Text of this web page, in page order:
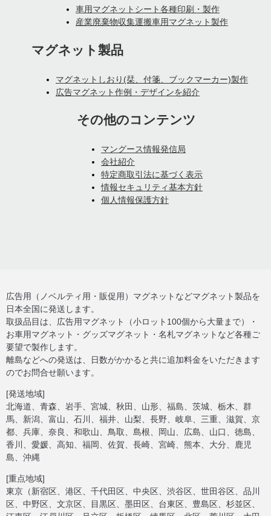
車用マグネットシート各種印刷・製作
産業廃棄物収集運搬車用マグネット製作
マグネット製品
マグネットしおり(栞、付箋、ブックマーカー)製作
広告マグネット作例・デザインを紹介
その他のコンテンツ
マングース情報発信局
会社紹介
特定商取引法に基づく表示
情報セキュリティ基本方針
個人情報保護方針
広告用（ノベルティ用・販促用）マグネットなどマグネット製品を
日本全国に発送します。
取扱品目は、広告用マグネット（小ロット100個から大量まで）・
お車用マグネット・グッズマグネット・名札マグネットなど各種ご
要望で製作します。
離島などへの発送は、日数がかかると共に追加料金をいただきます
のでお問合せ願います。
[発送地域]
北海道、青森、岩手、宮城、秋田、山形、福島、茨城、栃木、群
馬、新潟、富山、石川、福井、山梨、長野、岐阜、三重、滋賀、京
都、兵庫、奈良、和歌山、鳥取、島根、岡山、広島、山口、徳島、
香川、愛媛、高知、福岡、佐賀、長崎、宮崎、熊本、大分、鹿児
島、沖縄
[重点地域]
東京（新宿区、港区、千代田区、中央区、渋谷区、世田谷区、品川
区、中野区、文京区、目黒区、墨田区、台東区、豊島区、杉並区、